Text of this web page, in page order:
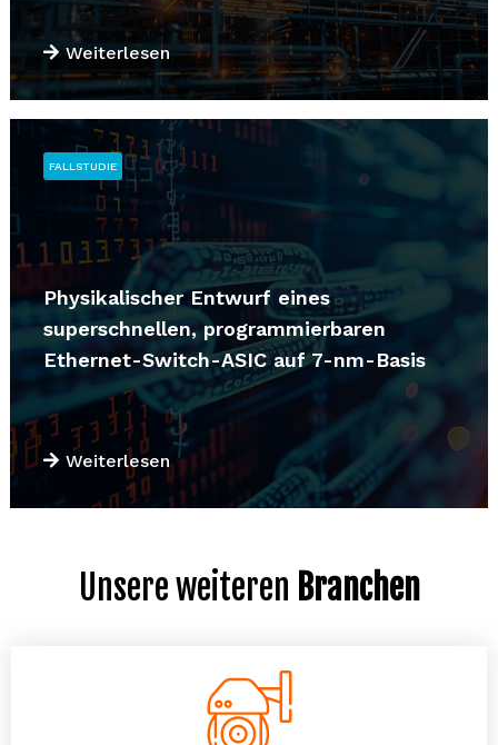
Weiterlesen
Physikalischer Entwurf eines
superschnellen, programmierbaren
Ethernet-Switch-ASIC auf 7-nm-Basis
Weiterlesen
FALLSTUDIE
Unsere weiteren Branchen